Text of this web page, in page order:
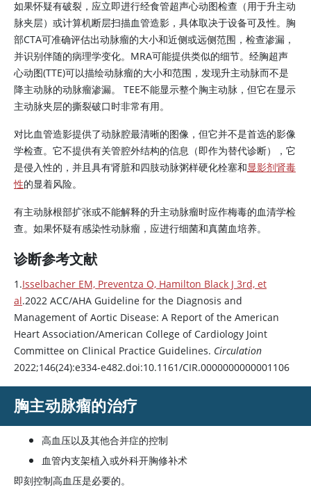
如果怀疑有破裂，应立即进行经食管超声心动图检查（用于升主动
脉夹层）或计算机断层扫描血管造影，具体取决于设备可及性。胸
部CTA可准确评估出动脉瘤的大小和近侧或远侧范围，检查渗漏，
并识别伴随的病理学变化。MRA可能提供类似的细节。经胸超声
心动图(TTE)可以描绘动脉瘤的大小和范围，发现升主动脉而不是
降主动脉的动脉瘤渗漏。 TEE不能显示整个胸主动脉，但它在显示
主动脉夹层的撕裂破口时非常有用。
对比血管造影提供了动脉腔最清晰的图像，但它并不是首选的影像
学检查。它不提供有关管腔外结构的信息（即作为替代诊断），它
是侵入性的，并且具有肾脏和四肢动脉粥样硬化栓塞和显影剂肾毒
性的显着风险。
有主动脉根部扩张或不能解释的升主动脉瘤时应作梅毒的血清学检
查。如果怀疑有感染性动脉瘤，应进行细菌和真菌血培养。
诊断参考文献
1.Isselbacher EM, Preventza O, Hamilton Black J 3rd, et
al.2022 ACC/AHA Guideline for the Diagnosis and
Management of Aortic Disease: A Report of the American
Heart Association/American College of Cardiology Joint
Committee on Clinical Practice Guidelines. Circulation
2022;146(24):e334-e482.doi:10.1161/CIR.0000000000001106
胸主动脉瘤的治疗
高血压以及其他合并症的控制
血管内支架植入或外科开胸修补术
即刻控制高血压是必要的。